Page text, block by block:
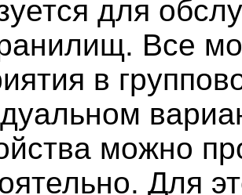
для
Все
в
можно
Для